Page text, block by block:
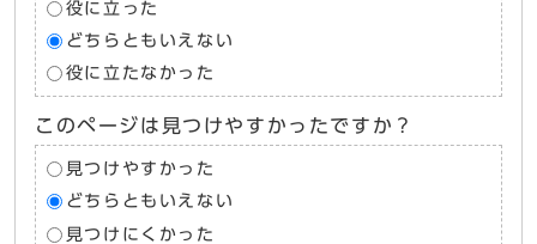
役に立った
どちらともいえない
役に立たなかった
このページは見つけやすかったですか？
見つけやすかった
どちらともいえない
見つけにくかった